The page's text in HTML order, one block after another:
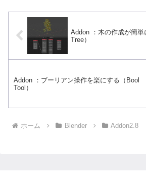
Addon ：木の作成が簡
Tree）
Addon ：ブーリアン操作を楽にする（Bool
Tool）
ホーム Blender Addon2.8